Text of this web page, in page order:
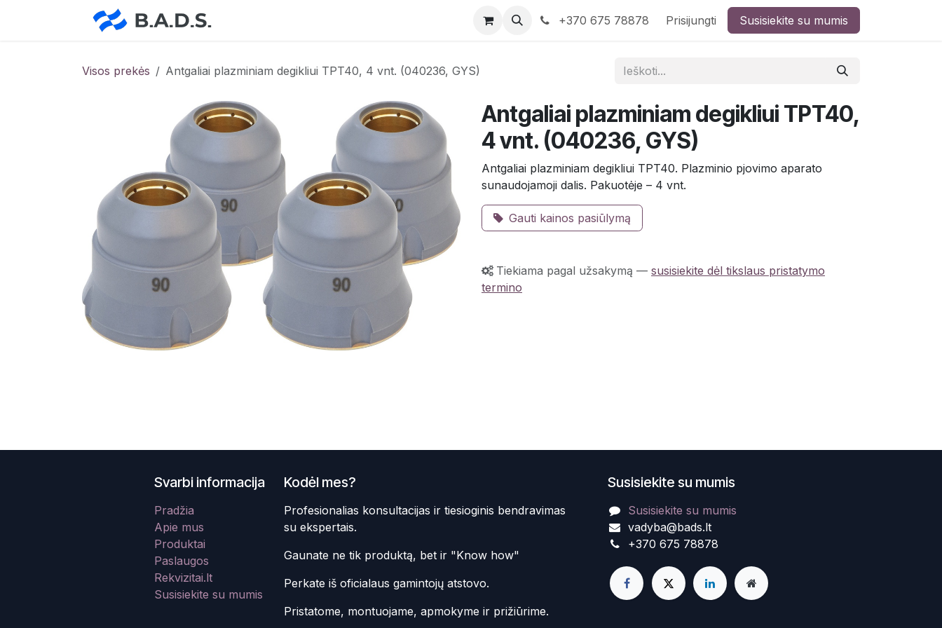
+370 675 78878 Prisijungti Susisiekite su mumis
Visos prekės Antgaliai plazminiam degikliui TPT40, 4 vnt. (040236, GYS)
Antgaliai plazminiam degikliui TPT40,
4 vnt. (040236, GYS)
Antgaliai plazminiam degikliui TPT40. Plazminio pjovimo aparato
sunaudojamoji dalis. Pakuotėje – 4 vnt.
Gauti kainos pasiūlymą
Tiekiama pagal užsakymą — susisiekite dėl tikslaus pristatymo
termino
Susisiekite su mumis
Susisiekite su mumis
vadyba@bads.lt
+370 675 78878
Kodėl mes?
Profesionalias konsultacijas ir tiesioginis bendravimas
su ekspertais.
Gaunate ne tik produktą, bet ir "Know how"
Perkate iš oficialaus gamintojų atstovo.
Pristatome, montuojame, apmokyme ir prižiūrime.
Svarbi informacija
Pradžia
Apie mus
Produktai
Paslaugos
Rekvizitai.lt
Susisiekite su mumis